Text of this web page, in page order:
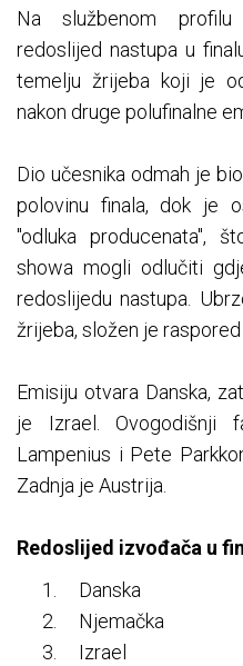
Na službenom
redoslijed nastupa u
temelju žrijeba koji je
nakon druge polufinalne
Dio učesnika odmah je
polovinu finala, dok je
"odluka producenata",
showa mogli odlučiti
redoslijedu nastupa.
žrijeba, složen je
Emisiju otvara Danska,
je Izrael. Ovogodišnji
Lampenius i Pete
Zadnja je Austrija.
Redoslijed izvođača u
Danska
Njemačka
Izrael